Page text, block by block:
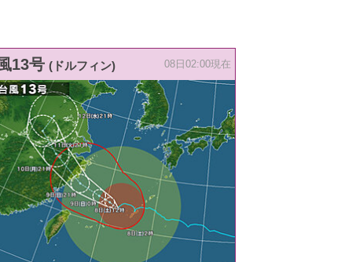
13号 (ドルフィン) 08日02:00現在